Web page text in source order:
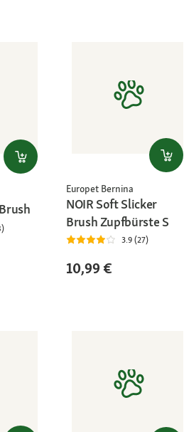
Europet Bernina
NOIR Soft Slicker
Brush Zupfbürste S
3.9 (27)
10,99 €